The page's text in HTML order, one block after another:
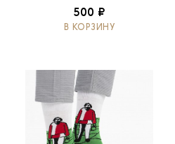
500 ₽
В КОРЗИНУ